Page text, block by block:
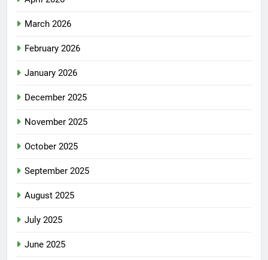
March 2026
February 2026
January 2026
December 2025
November 2025
October 2025
September 2025
August 2025
July 2025
June 2025